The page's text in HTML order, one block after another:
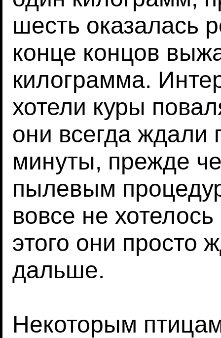
шесть оказалась
конце концов
килограмма.
хотели куры
они всегда
минуты, прежде
пылевым
вовсе не
этого они просто
дальше.
Некоторым